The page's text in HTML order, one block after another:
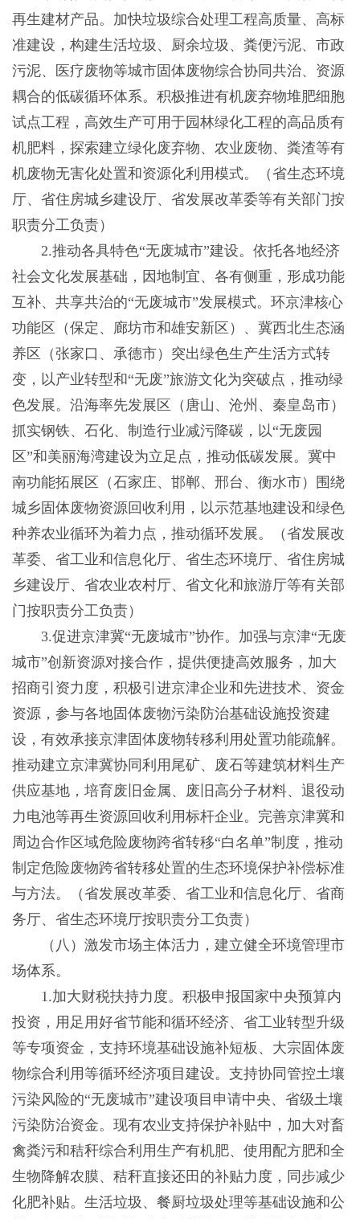
再生建材产品。加快垃圾综合处理工程高质量、高标
准建设，构建生活垃圾、厨余垃圾、粪便污泥、市政
污泥、医疗废物等城市固体废物综合协同共治、资源
耦合的低碳循环体系。积极推进有机废弃物堆肥细胞
试点工程，高效生产可用于园林绿化工程的高品质有
机肥料，探索建立绿化废弃物、农业废物、粪渣等有
机废物无害化处置和资源化利用模式。（省生态环境
厅、省住房城乡建设厅、省发展改革委等有关部门按
职责分工负责）
2.推动各具特色“无废城市”建设。依托各地经济
社会文化发展基础，因地制宜、各有侧重，形成功能
互补、共享共治的“无废城市”发展模式。环京津核心
功能区（保定、廊坊市和雄安新区）、冀西北生态涵
养区（张家口、承德市）突出绿色生产生活方式转
变，以产业转型和“无废”旅游文化为突破点，推动绿
色发展。沿海率先发展区（唐山、沧州、秦皇岛市）
抓实钢铁、石化、制造行业减污降碳，以“无废园
区”和美丽海湾建设为立足点，推动低碳发展。冀中
南功能拓展区（石家庄、邯郸、邢台、衡水市）围绕
城乡固体废物资源回收利用，以示范基地建设和绿色
种养农业循环为着力点，推动循环发展。（省发展改
革委、省工业和信息化厅、省生态环境厅、省住房城
乡建设厅、省农业农村厅、省文化和旅游厅等有关部
门按职责分工负责）
3.促进京津冀“无废城市”协作。加强与京津“无废
城市”创新资源对接合作，提供便捷高效服务，加大
招商引资力度，积极引进京津企业和先进技术、资金
资源，参与各地固体废物污染防治基础设施投资建
设，有效承接京津固体废物转移利用处置功能疏解。
推动建立京津冀协同利用尾矿、废石等建筑材料生产
供应基地，培育废旧金属、废旧高分子材料、退役动
力电池等再生资源回收利用标杆企业。完善京津冀和
周边合作区域危险废物跨省转移“白名单”制度，推动
制定危险废物跨省转移处置的生态环境保护补偿标准
与方法。（省发展改革委、省工业和信息化厅、省商
务厅、省生态环境厅按职责分工负责）
（八）激发市场主体活力，建立健全环境管理市
场体系。
1.加大财税扶持力度。积极申报国家中央预算内
投资，用足用好省节能和循环经济、省工业转型升级
等专项资金，支持环境基础设施补短板、大宗固体废
物综合利用等循环经济项目建设。支持协同管控土壤
污染风险的“无废城市”建设项目申请中央、省级土壤
污染防治资金。现有农业支持保护补贴中，加大对畜
禽粪污和秸秆综合利用生产有机肥、使用配方肥和全
生物降解农膜、秸秆直接还田的补贴力度，同步减少
化肥补贴。生活垃圾、餐厨垃圾处理等基础设施和公